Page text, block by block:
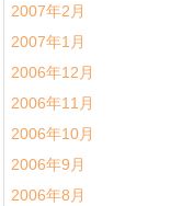
2007年2月
2007年1月
2006年12月
2006年11月
2006年10月
2006年9月
2006年8月